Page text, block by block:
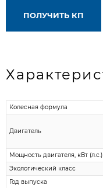
ПОЛУЧИТЬ КП
Колесная формула
Двигатель
Мощность двигателя, кВт (л.с.)
Экологический класс
Год выпуска